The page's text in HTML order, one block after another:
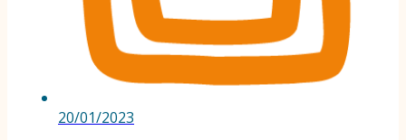
20/01/2023